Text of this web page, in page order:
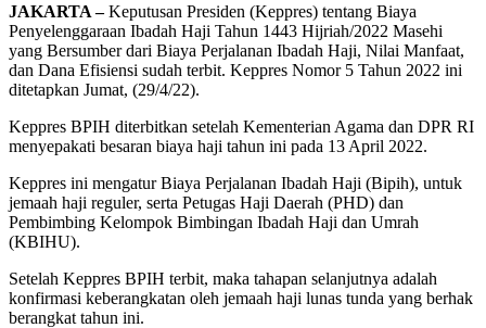
JAKARTA –Keputusan Presiden (Keppres) tentang Biaya
Penyelenggaraan Ibadah Haji Tahun 1443 Hijriah/2022 Masehi
yang Bersumber dari Biaya Perjalanan Ibadah Haji, Nilai Manfaat,
dan Dana Efisiensi sudah terbit. Keppres Nomor 5 Tahun 2022 ini
ditetapkan Jumat, (29/4/22).
Keppres BPIH diterbitkan setelah Kementerian Agama dan DPR RI
menyepakati besaran biaya haji tahun ini pada 13 April 2022.
Keppres ini mengatur Biaya Perjalanan Ibadah Haji (Bipih), untuk
jemaah haji reguler, serta Petugas Haji Daerah (PHD) dan
Pembimbing Kelompok Bimbingan Ibadah Haji dan Umrah
(KBIHU).
Setelah Keppres BPIH terbit, maka tahapan selanjutnya adalah
konfirmasi keberangkatan oleh jemaah haji lunas tunda yang berhak
berangkat tahun ini.